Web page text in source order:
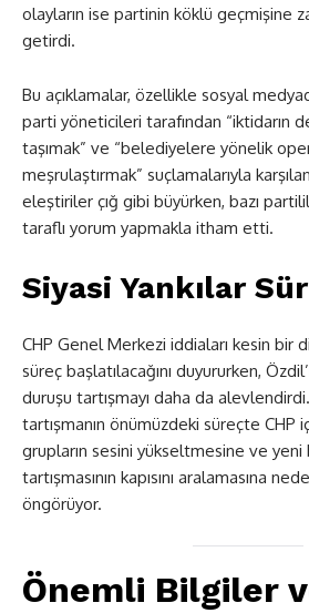
olayların ise partinin köklü geçmişine
getirdi.
Bu açıklamalar, özellikle sosyal
parti yöneticileri tarafından “iktidarın
taşımak” ve “belediyelere yönelik
meşrulaştırmak” suçlamalarıyla
eleştiriler çığ gibi büyürken, bazı
taraflı yorum yapmakla itham etti.
Siyasi Yankılar
CHP Genel Merkezi iddiaları kesin bir
süreç başlatılacağını duyururken,
duruşu tartışmayı daha da
tartışmanın önümüzdeki süreçte CHP
grupların sesini yükseltmesine ve yeni
tartışmasının kapısını aralamasına
öngörüyor.
Önemli Bilgiler